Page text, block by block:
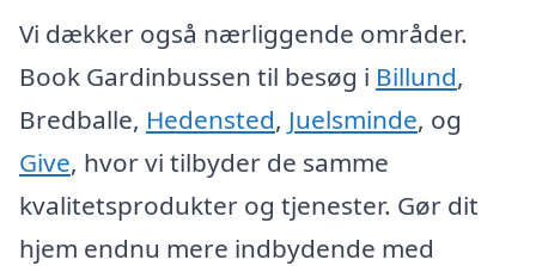
Vi dækker også nærliggende områder.
Book Gardinbussen til besøg i Billund,
Bredballe, Hedensted, Juelsminde, og
Give, hvor vi tilbyder de samme
kvalitetsprodukter og tjenester. Gør dit
hjem endnu mere indbydende med